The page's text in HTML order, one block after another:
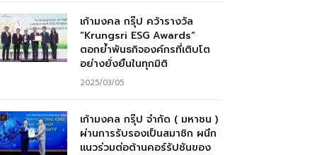
เก้ามงคล กรุ๊ป คว้ารางวัล
“Krungsri ESG Awards”
ตอกย้ำพันธกิจองค์กรที่เติบโต
อย่างยั่งยืนในทุกมิติ
2025/03/05
เก้ามงคล กรุ๊ป จำกัด ( มหาชน )
ผ่านการรับรองเป็นสมาชิก ผนึก
แนวร่วมต่อต้านคอร์รัปชันของ